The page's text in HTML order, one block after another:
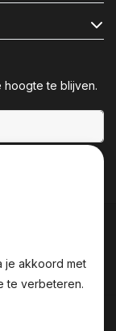
te blijven.
je akkoord met
te verbeteren.